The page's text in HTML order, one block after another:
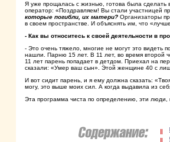
Я уже прощалась с жизнью, готова была сделать
оператор: «Поздравляем! Вы стали участницей
которые погибли, их матери? Организаторы
в своем пространстве. И объяснять им, что
- Как вы относитесь к своей деятельности в
- Это очень тяжело, многие не могут это видеть
нашли. Парню 15 лет. В 11 лет, во время второй
11 лет парень попадает в детдом. Приехал на
сказали: «Умер ваш сын». Этой женщине 40 с
И вот сидит парень, и я ему должна сказать:
могу, это выше моих сил. А когда выдавила из
Эта программа чиста по определению, эти